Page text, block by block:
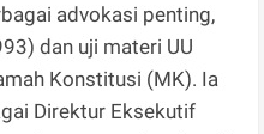
advokasi penting,
dan uji materi UU
Konstitusi (MK). Ia
Direktur Eksekutif